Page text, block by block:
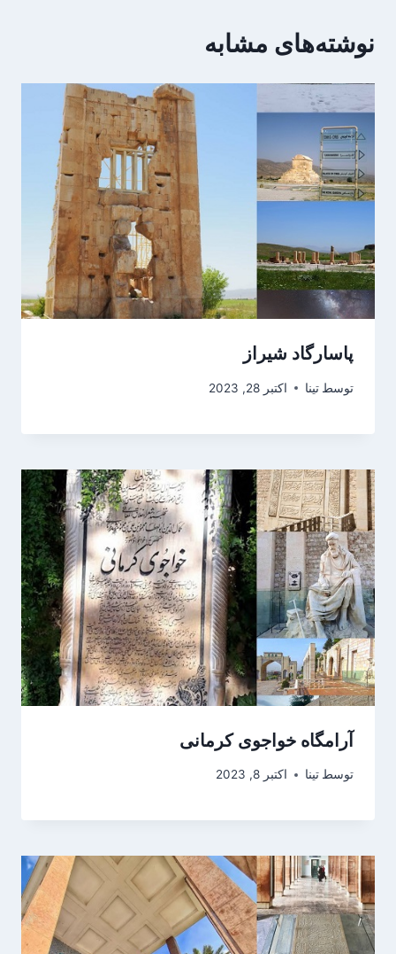
نوشته‌های مشابه
پاسارگاد شیراز
توسط تینا اکتبر 28, 2023
آرامگاه خواجوی کرمانی
توسط تینا اکتبر 8, 2023